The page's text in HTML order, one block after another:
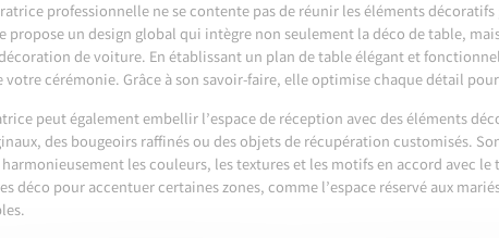
professionnelle ne se contente pas de réunir les éléments
propose un design global qui intègre non seulement la déco de table,
de voiture. En établissant un plan de table élégant et
votre cérémonie. Grâce à son savoir-faire, elle optimise chaque détail
peut également embellir l’espace de réception avec des éléments
des bougeoirs raffinés ou des objets de récupération customisés.
les couleurs, les textures et les motifs en accord avec
déco pour accentuer certaines zones, comme l’espace réservé aux